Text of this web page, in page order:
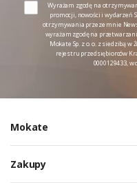
Wyrażam zgodę na
promocji, nowości i wydarzeń
otrzymywania przeze mnie
wyrażam zgodę na
Mokate Sp. z o. o. z siedzibą w
rejestru przedsiębiorców
0000129433,
Mokate
Zakupy